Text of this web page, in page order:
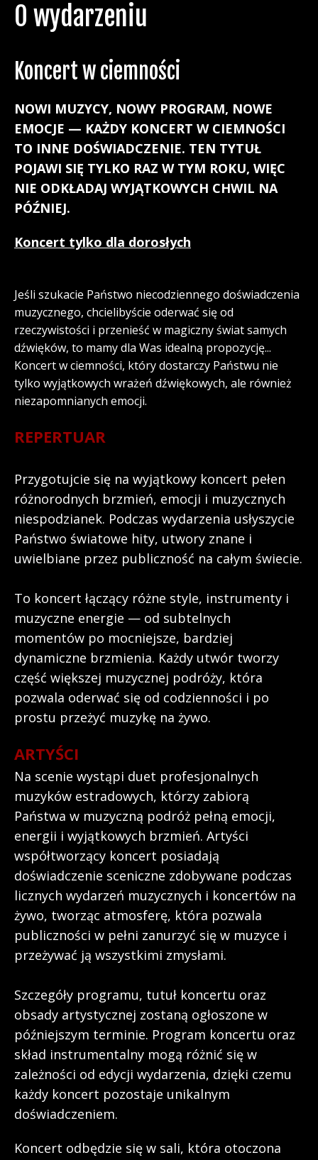
O wydarzeniu
Koncert w ciemności
NOWI MUZYCY, NOWY PROGRAM, NOWE
EMOCJE — KAŻDY KONCERT W CIEMNOŚCI
TO INNE DOŚWIADCZENIE. TEN TYTUŁ
POJAWI SIĘ TYLKO RAZ W TYM ROKU, WIĘC
NIE ODKŁADAJ WYJĄTKOWYCH CHWIL NA
PÓŹNIEJ.
Koncert tylko dla dorosłych
Jeśli szukacie Państwo niecodziennego doświadczenia
muzycznego, chcielibyście oderwać się od
rzeczywistości i przenieść w magiczny świat samych
dźwięków, to mamy dla Was idealną propozycję...
Koncert w ciemności, który dostarczy Państwu nie
tylko wyjątkowych wrażeń dźwiękowych, ale również
niezapomnianych emocji.
REPERTUAR
Przygotujcie się na wyjątkowy koncert pełen
różnorodnych brzmień, emocji i muzycznych
niespodzianek. Podczas wydarzenia usłyszycie
Państwo światowe hity, utwory znane i
uwielbiane przez publiczność na całym świecie.
To koncert łączący różne style, instrumenty i
muzyczne energie — od subtelnych
momentów po mocniejsze, bardziej
dynamiczne brzmienia. Każdy utwór tworzy
część większej muzycznej podróży, która
pozwala oderwać się od codzienności i po
prostu przeżyć muzykę na żywo.
ARTYŚCI
Na scenie wystąpi duet profesjonalnych
muzyków estradowych, którzy zabiorą
Państwa w muzyczną podróż pełną emocji,
energii i wyjątkowych brzmień. Artyści
współtworzący koncert posiadają
doświadczenie sceniczne zdobywane podczas
licznych wydarzeń muzycznych i koncertów na
żywo, tworząc atmosferę, która pozwala
publiczności w pełni zanurzyć się w muzyce i
przeżywać ją wszystkimi zmysłami.
Szczegóły programu, tutuł koncertu oraz
obsady artystycznej zostaną ogłoszone w
późniejszym terminie. Program koncertu oraz
skład instrumentalny mogą różnić się w
zależności od edycji wydarzenia, dzięki czemu
każdy koncert pozostaje unikalnym
doświadczeniem.
Koncert odbędzie się w sali, która otoczona